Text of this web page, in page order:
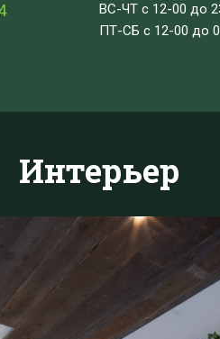
ВС-ЧТ с 12-00 до
ПТ-СБ с 12-00 до
Интерьер